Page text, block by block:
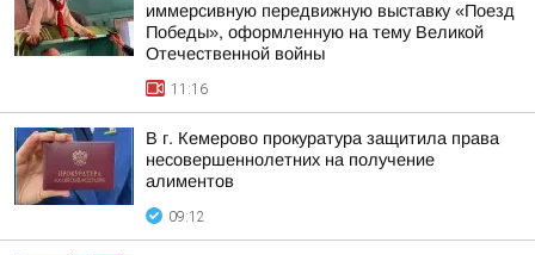
иммерсивную передвижную выставку «Поезд
Победы», оформленную на тему Великой
Отечественной войны
11:16
В г. Кемерово прокуратура защитила права
несовершеннолетних на получение
алиментов
09:12